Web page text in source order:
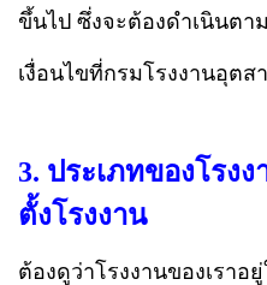
ขึ้นไป ซึ่งจะต้องดำเนินตา
เงื่อนไขที่กรมโรงงานอุต
3. ประเภทของโรง
ตั้งโรงงาน
ต้องดูว่าโรงงานของเรา